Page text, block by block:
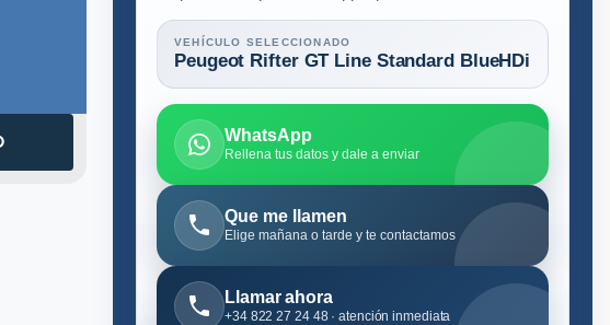
VEHÍCULO SELECCIONADO
Peugeot Rifter GT Line Standard BlueHDi
WhatsApp
Rellena tus datos y dale a enviar
Que me llamen
Elige mañana o tarde y te contactamos
Llamar ahora
+34 822 27 24 48 · atención inmediata